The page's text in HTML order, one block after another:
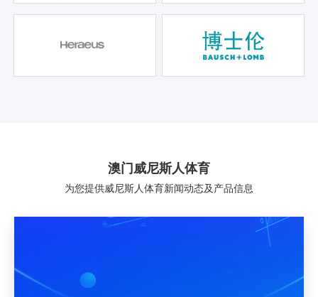
澳门威尼斯人体育
为您提供威尼斯人体育新闻动态及产品信息